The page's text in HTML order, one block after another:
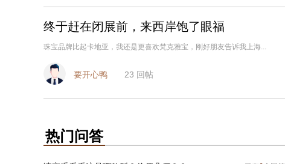
终于赶在闭展前，来西岸饱了眼福
珠宝品牌比起卡地亚，我还是更喜欢梵克雅宝，刚好朋友告诉我上海...
要开心鸭 23 回帖
热门问答